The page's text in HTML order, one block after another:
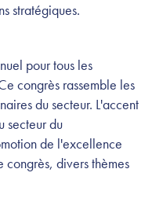
stratégiques.
pour tous les
congrès rassemble les
du secteur. L'accent
secteur du
de l'excellence
congrès, divers thèmes